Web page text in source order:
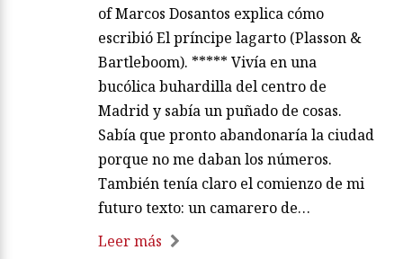
of Marcos Dosantos explica cómo
escribió El príncipe lagarto (Plasson &
Bartleboom). ***** Vivía en una
bucólica buhardilla del centro de
Madrid y sabía un puñado de cosas.
Sabía que pronto abandonaría la ciudad
porque no me daban los números.
También tenía claro el comienzo de mi
futuro texto: un camarero de…
Leer más